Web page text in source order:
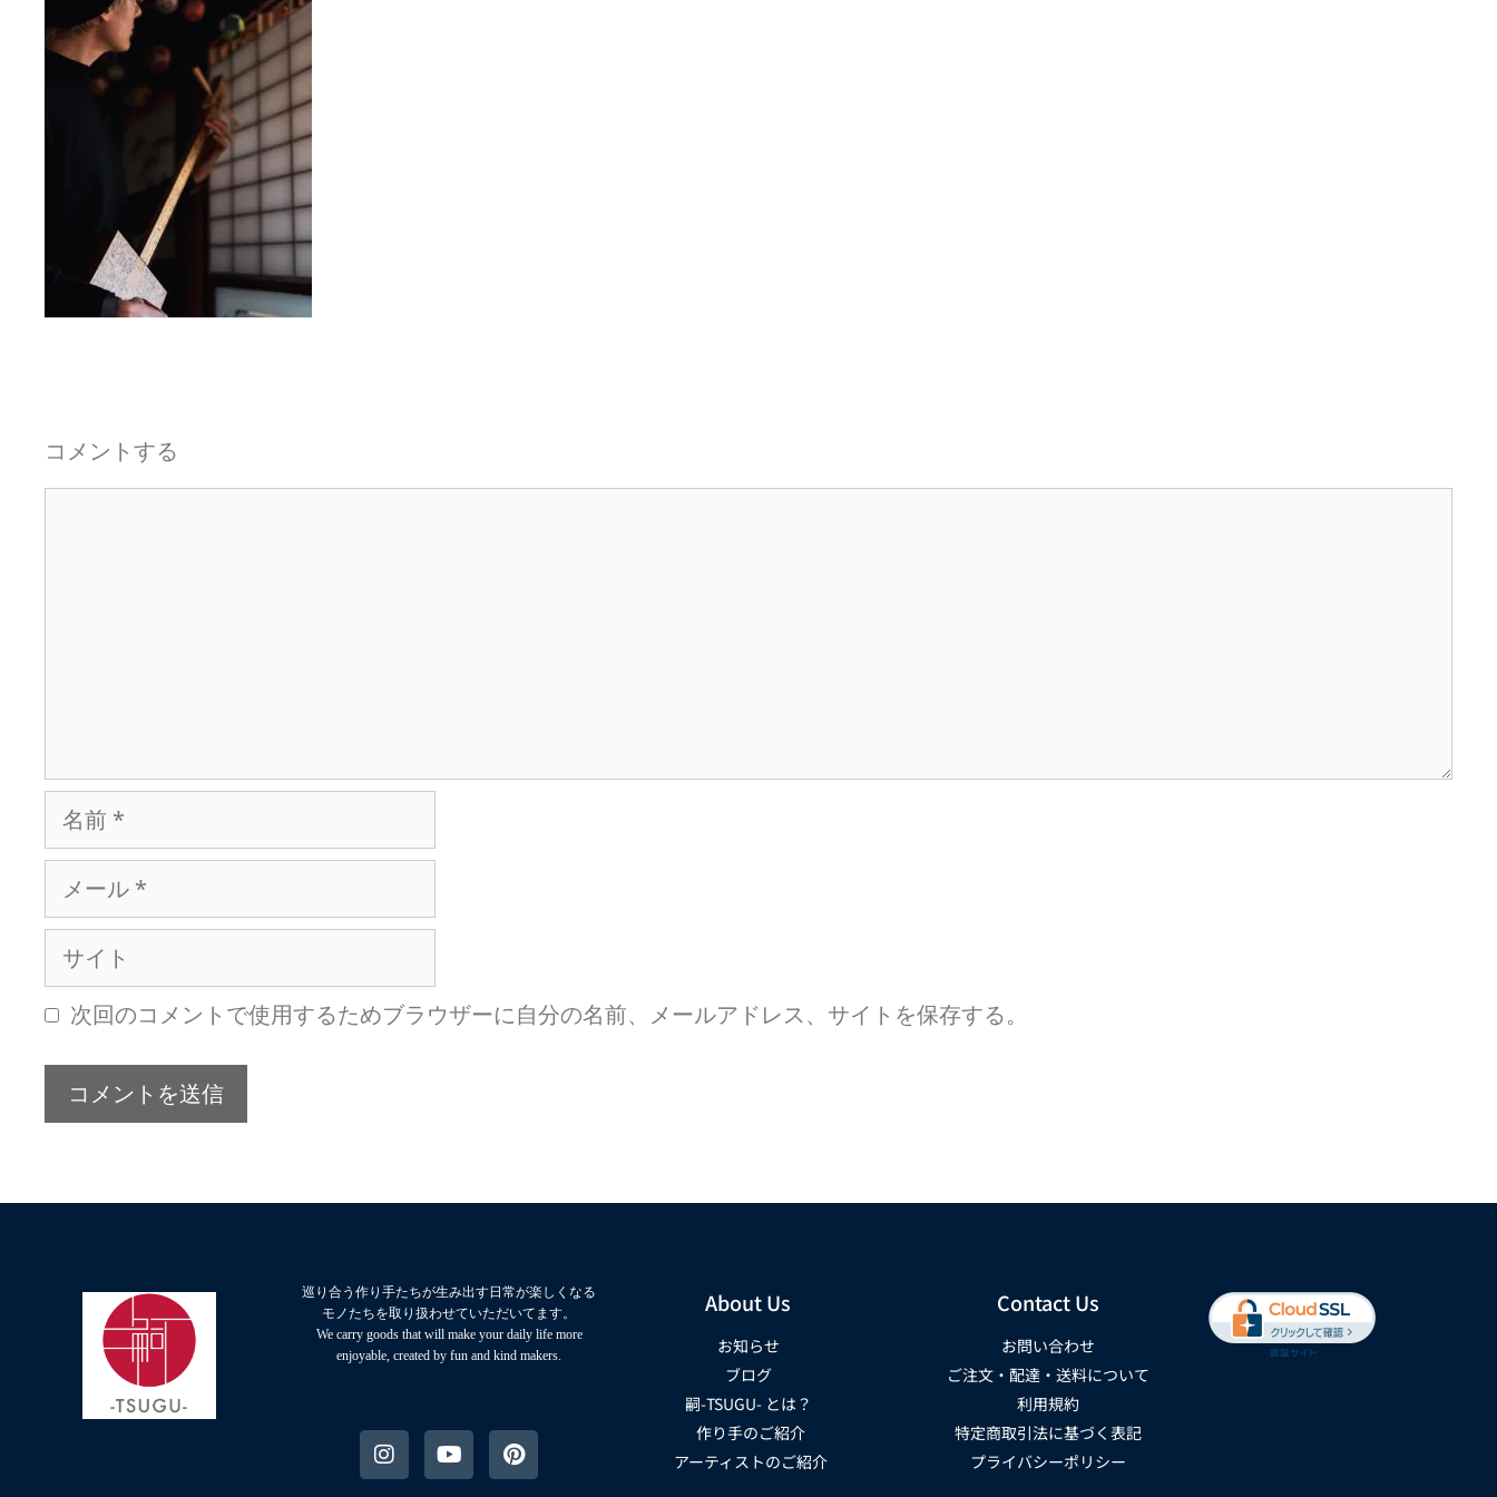
コメントする
次回のコメントで使用するためブラウザーに自分の名前、メールアドレス、サイトを保存する。
巡り合う作り手たちが生み出す日常が楽しくなる
モノたちを取り扱わせていただいてます。
We carry goods that will make your daily life more
enjoyable, created by fun and kind makers.
About Us
お知らせ
ブログ
嗣-TSUGU- とは？
作り手のご紹介
アーティストのご紹介
Contact Us
お問い合わせ
ご注文・配達・送料について
利用規約
特定商取引法に基づく表記
プライバシーポリシー